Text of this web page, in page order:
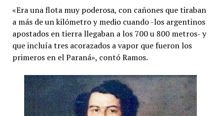
«Era una flota muy poderosa, con cañones que tiraban
a más de un kilómetro y medio cuando -los argentinos
apostados en tierra llegaban a los 700 u 800 metros- y
que incluía tres acorazados a vapor que fueron los
primeros en el Paraná», contó Ramos.